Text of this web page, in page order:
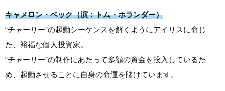
キャメロン・ベック（演：トム・ホランダー）
“チャーリー”の起動シーケンスを解くようにアイリスに命じ
た、裕福な個人投資家。
“チャーリー”の制作にあたって多額の資金を投入しているた
め、起動させることに自身の命運を賭けています。